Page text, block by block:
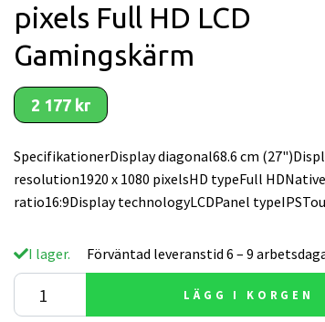
pixels Full HD LCD
Gamingskärm
2 177 kr
SpecifikationerDisplay diagonal68.6 cm
resolution1920 x 1080 pixelsHD typeFull
ratio16:9Display technologyLCDPanel
I lager. Förväntad leveranstid 6 – 9
LÄGG I KORGEN